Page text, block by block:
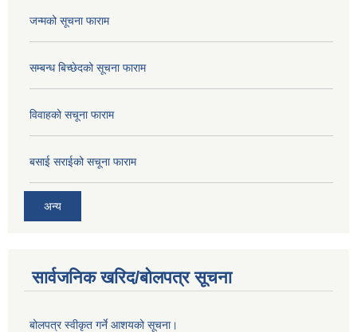
जन्मको सूचना फाराम
सम्बन्ध बिच्छेदको सूचना फाराम
विवाहको सचूना फाराम
बसाई सराईको सचूना फाराम
अन्य
सार्वजनिक खरिद/बोलपत्र सूचना
बोलपत्र स्वीकृत गर्ने आशयको सूचना।